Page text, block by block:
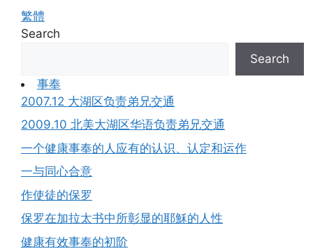
繁體
Search
Search
事奉
2007.12 大湖区负责弟兄交通
2009.10 北美大湖区华语负责弟兄交通
一个健康事奉的人应有的认识、认定和运作
一与同心合意
作使徒的保罗
保罗在加拉太书中所彰显的耶穌的人性
健康有效事奉的初阶